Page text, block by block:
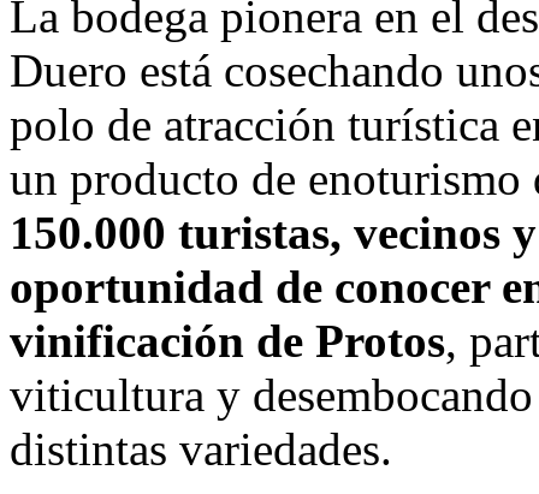
La bodega pionera en el
Duero está cosechando
polo de atracción turística
un producto de
150.000 turistas, vecinos
oportunidad de conocer
vinificación de Protos,
viticultura y
distintas variedades.